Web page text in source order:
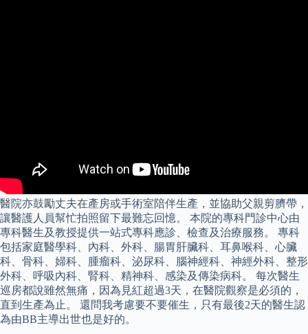
醫院亦鼓勵丈夫在產房或手術室陪伴生產，並協助父親剪臍帶，
讓醫護人員幫忙拍照留下最難忘回憶。 本院的專科門診中心由
專科醫生及教授提供一站式專科應診、檢查及治療服務。 專科
包括家庭醫學科、內科、外科、腸胃肝臟科、耳鼻喉科、心臟
科、骨科、婦科、腫瘤科、泌尿科、腦神經科、神經外科、整形
外科、呼吸內科、腎科、精神科、感染及傳染病科。 每次醫生
巡房都說雖然無痛，因為見紅超過3天，在醫院觀察是必須的，
直到生產為止。 還問我考慮要不要催生，只有最後2天的醫生認
為由BB主導出世也是好的。